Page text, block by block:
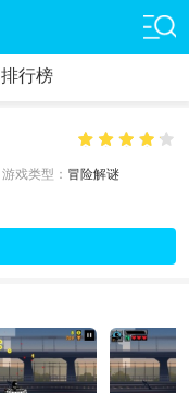
排行榜
游戏类型： 冒险解谜